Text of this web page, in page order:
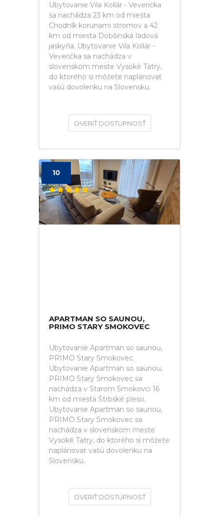
Ubytovanie Vila Kollár - Veverička
sa nachádza 23 km od miesta
Chodník korunami stromov a 42
km od miesta Dobšinská ľadová
jaskyňa. Ubytovanie Vila Kollár -
Veverička sa nachádza v
slovenskom meste Vysoké Tatry,
do ktorého si môžete naplánovať
vašú dovolenku na Slovensku.
OVERIŤ DOSTUPNOSŤ
10
APARTMAN SO SAUNOU,
PRIMO STARY SMOKOVEC
Ubytovanie Apartman so saunou,
PRIMO Stary Smokovec.
Ubytovanie Apartman so saunou,
PRIMO Stary Smokovec sa
nachádza v Starom Smokovci 16
km od miesta Štrbské pleso.
Ubytovanie Apartman so saunou,
PRIMO Stary Smokovec sa
nachádza v slovenskom meste
Vysoké Tatry, do ktorého si môžete
naplánovať vašú dovolenku na
Slovensku.
OVERIŤ DOSTUPNOSŤ